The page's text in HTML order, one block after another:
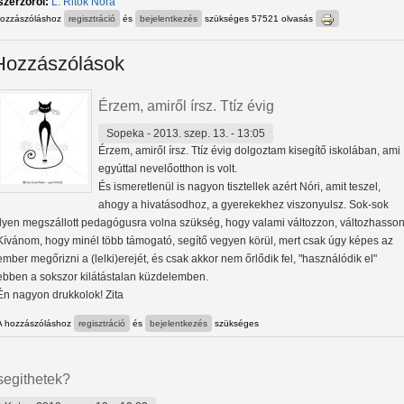
regisztráció és bejelentkezés szükséges 57521 olvasás
Érzem, amiről írsz. Ttíz évig
Sopeka - 2013. szep. 13. - 13:05
Érzem, amiről írsz. Ttíz évig dolgoztam kisegítő iskolában, ami
egyúttal nevelőotthon is volt.
És ismeretlenül is nagyon tisztellek azért Nóri, amit teszel,
ahogy a hivatásodhoz, a gyerekekhez viszonyulsz. Sok-sok
megszállott pedagógusra volna szükség, hogy valami változzon,
hogy minél több támogató, segítő vegyen körül, mert csak úgy képes az
megőrizni a (lelki)erejét, és csak akkor nem őrlődik fel, "használódik el"
a sokszor kilátástalan küzdelemben.
nagyon drukkolok! Zita
hozzászóláshoz regisztráció és bejelentkezés szükséges